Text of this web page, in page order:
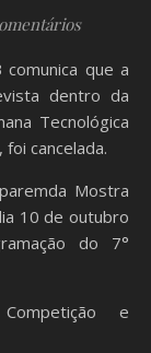
dentro da
Tecnológica
foi cancelada.
Mostra
10 de outubro
do 7°
e